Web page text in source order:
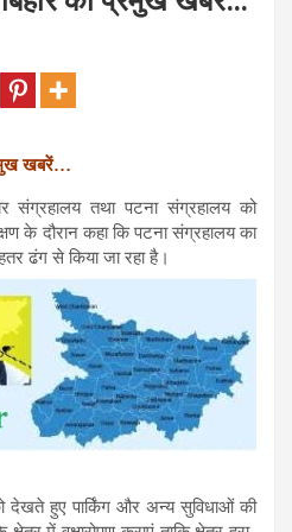
खबरें…
संग्रहालय तथा पटना संग्रहालय को
के दौरान कहा कि पटना संग्रहालय का
ढंग से किया जा रहा है।
देखते हुए पार्किंग और अन्य सुविधाओं की